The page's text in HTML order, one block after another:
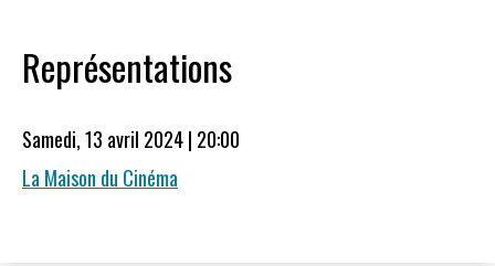
Représentations
Samedi, 13 avril 2024 | 20:00
La Maison du Cinéma